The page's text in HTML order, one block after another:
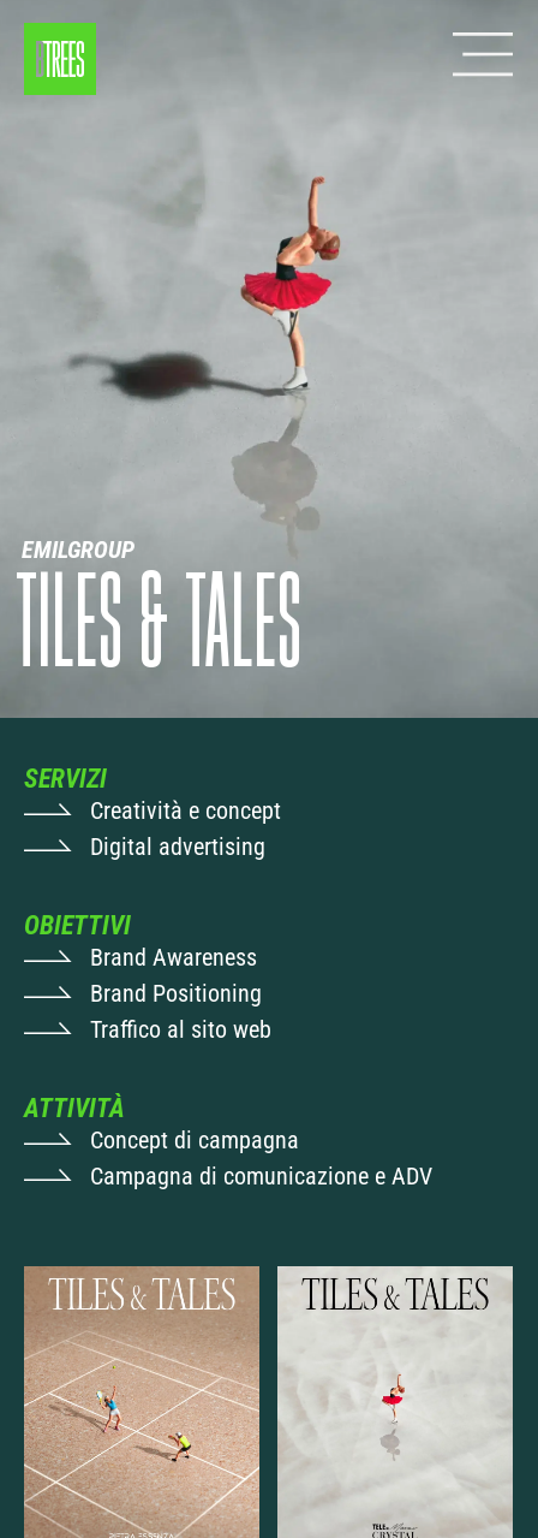
EMILGROUP
TILES & TALES
SERVIZI
Creatività e concept
Digital advertising
OBIETTIVI
Brand Awareness
Brand Positioning
Traffico al sito web
ATTIVITÀ
Concept di campagna
Campagna di comunicazione e ADV